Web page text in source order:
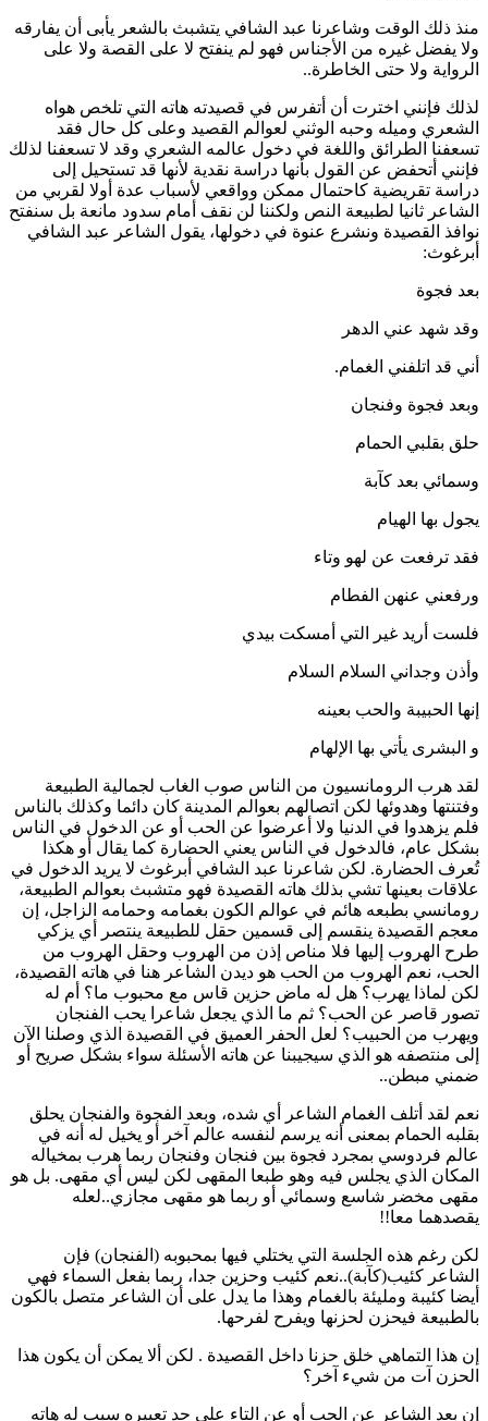
منذ ذلك الوقت وشاعرنا عبد الشافي يتشبث بالشعر يأبى أن يفارقه
ولا يفضل غيره من الأجناس فهو لم ينفتح لا على القصة ولا على
الرواية ولا حتى الخاطرة..
لذلك فإنني اخترت أن أتفرس في قصيدته هاته التي تلخص هواه
الشعري وميله وحبه الوثني لعوالم القصيد وعلى كل حال فقد
تسعفنا الطرائق واللغة في دخول عالمه الشعري وقد لا تسعفنا لذلك
فإنني أتحفض عن القول بأنها دراسة نقدية لأنها قد تستحيل إلى
دراسة تقريضية كاحتمال ممكن وواقعي لأسباب عدة أولا لقربي من
الشاعر ثانيا لطبيعة النص ولكننا لن نقف أمام سدود مانعة بل سنفتح
نوافذ القصيدة ونشرع عنوة في دخولها، يقول الشاعر عبد الشافي
أبرغوث:
بعد فجوة
وقد شهد عني الدهر
أني قد اتلفني الغمام.
وبعد فجوة وفنجان
حلق بقلبي الحمام
وسمائي بعد كآبة
يجول بها الهيام
فقد ترفعت عن لهو وتاء
ورفعني عنهن الفطام
فلست أريد غير التي أمسكت بيدي
وأذن وجداني السلام السلام
إنها الحبيبة والحب بعينه
و البشرى يأتي بها الإلهام
لقد هرب الرومانسيون من الناس صوب الغاب لجمالية الطبيعة
وفتنتها وهدوئها لكن اتصالهم بعوالم المدينة كان دائما وكذلك بالناس
فلم يزهدوا في الدنيا ولا أعرضوا عن الحب أو عن الدخول في الناس
بشكل عام، فالدخول في الناس يعني الحضارة كما يقال أو هكذا
تُعرف الحضارة. لكن شاعرنا عبد الشافي أبرغوث لا يريد الدخول في
علاقات بعينها تشي بذلك هاته القصيدة فهو متشبث بعوالم الطبيعة،
رومانسي بطبعه هائم في عوالم الكون بغمامه وحمامه الزاجل، إن
معجم القصيدة ينقسم إلى قسمين حقل للطبيعة ينتصر أي يزكي
طرح الهروب إليها فلا مناص إذن من الهروب وحقل الهروب من
الحب، نعم الهروب من الحب هو ديدن الشاعر هنا في هاته القصيدة،
لكن لماذا يهرب؟ هل له ماض حزين قاس مع محبوب ما؟ أم له
تصور قاصر عن الحب؟ ثم ما الذي يجعل شاعرا يحب الفنجان
ويهرب من الحبيب؟ لعل الحفر العميق في القصيدة الذي وصلنا الآن
إلى منتصفه هو الذي سيجيبنا عن هاته الأسئلة سواء بشكل صريح أو
ضمني مبطن..
نعم لقد أتلف الغمام الشاعر أي شده، وبعد الفجوة والفنجان يحلق
بقلبه الحمام بمعنى أنه يرسم لنفسه عالم آخر أو يخيل له أنه في
عالم فردوسي بمجرد فجوة بين فنجان وفنجان ربما هرب بمخياله
المكان الذي يجلس فيه وهو طبعا المقهى لكن ليس أي مقهى. بل هو
مقهى مخضر شاسع وسمائي أو ربما هو مقهى مجازي..لعله
يقصدهما معا!!
لكن رغم هذه الجلسة التي يختلي فيها بمحبوبه (الفنجان) فإن
الشاعر كئيب(كآبة)..نعم كئيب وحزين جدا، ربما بفعل السماء فهي
أيضا كئيبة ومليئة بالغمام وهذا ما يدل على أن الشاعر متصل بالكون
بالطبيعة فيحزن لحزنها ويفرح لفرحها.
إن هذا التماهي خلق حزنا داخل القصيدة . لكن ألا يمكن أن يكون هذا
الحزن آت من شيء آخر؟
إن بعد الشاعر عن الحب أو عن التاء على حد تعبيره سبب له هاته